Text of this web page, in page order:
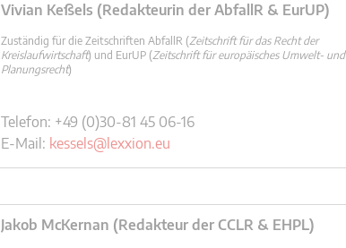
Vivian Keßels (Redakteurin der AbfallR & EurUP)
Zuständig für die Zeitschriften AbfallR (Zeitschrift für das Recht der
Kreislaufwirtschaft) und EurUP (Zeitschrift für europäisches Umwelt- und
Planungsrecht)
Telefon: +49 (0)30-81 45 06-16
E-Mail: kessels@lexxion.eu
Jakob McKernan (Redakteur der CCLR & EHPL)